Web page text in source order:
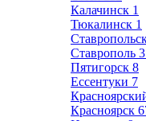
Калачинск 1
Тюкалинск 1
Ставрополь
Пятигорск 8
Ессентуки 7
Красноярск